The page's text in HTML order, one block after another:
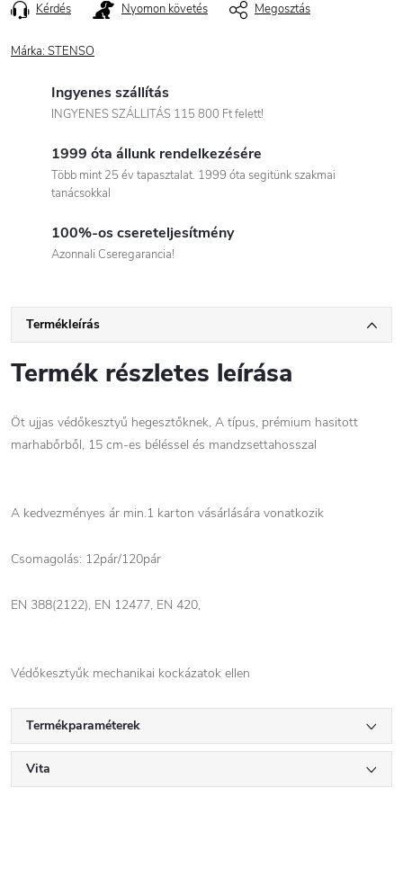
Kérdés Nyomon követés Megosztás
Márka: STENSO
Ingyenes szállítás
INGYENES SZÁLLITÁS 115 800 Ft felett!
1999 óta állunk rendelkezésére
Több mint 25 év tapasztalat. 1999 óta segitünk szakmai
tanácsokkal
100%-os csereteljesítmény
Azonnali Cseregarancia!
Termékleírás
Termék részletes leírása
Öt ujjas védőkesztyű hegesztőknek, A típus, prémium hasitott
marhabőrből, 15 cm-es béléssel és mandzsettahosszal
A kedvezményes ár min.1 karton vásárlására vonatkozik
Csomagolás: 12pár/120pár
EN 388(2122), EN 12477, EN 420,
Védőkesztyűk mechanikai kockázatok ellen
Termékparaméterek
Vita